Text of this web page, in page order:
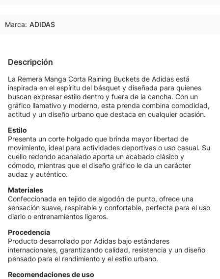
Marca: ADIDAS
Descripción
La Remera Manga Corta Raining Buckets de Adidas está
inspirada en el espíritu del básquet y diseñada para quienes
buscan expresar estilo dentro y fuera de la cancha. Con un
gráfico llamativo y moderno, esta prenda combina comodidad,
actitud y un diseño urbano que destaca en cualquier ocasión.
Estilo
Presenta un corte holgado que brinda mayor libertad de
movimiento, ideal para actividades deportivas o uso casual. Su
cuello redondo acanalado aporta un acabado clásico y
cómodo, mientras que el diseño gráfico le da un carácter
audaz y auténtico.
Materiales
Confeccionada en tejido de algodón de punto, ofrece una
sensación suave, respirable y confortable, perfecta para el uso
diario o entrenamientos ligeros.
Procedencia
Producto desarrollado por Adidas bajo estándares
internacionales, garantizando calidad, resistencia y un diseño
pensado para el rendimiento y el estilo urbano.
Recomendaciones de uso